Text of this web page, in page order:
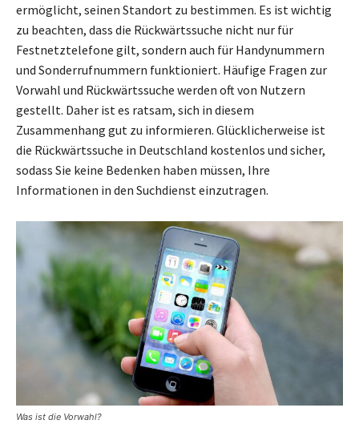
ermöglicht, seinen Standort zu bestimmen. Es ist wichtig
zu beachten, dass die Rückwärtssuche nicht nur für
Festnetztelefone gilt, sondern auch für Handynummern
und Sonderrufnummern funktioniert. Häufige Fragen zur
Vorwahl und Rückwärtssuche werden oft von Nutzern
gestellt. Daher ist es ratsam, sich in diesem
Zusammenhang gut zu informieren. Glücklicherweise ist
die Rückwärtssuche in Deutschland kostenlos und sicher,
sodass Sie keine Bedenken haben müssen, Ihre
Informationen in den Suchdienst einzutragen.
Was ist die Vorwahl?